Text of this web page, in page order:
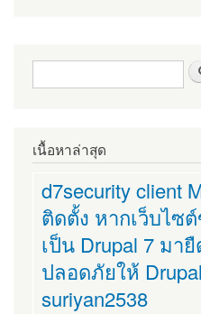
ฟอร์มค้นหา
เนื้อหาล่าสุด
d7security client
ติดตั้ง หากเว็บไซ
เป็น Drupal 7 มา
ปลอดภัยให้
suriyan2538